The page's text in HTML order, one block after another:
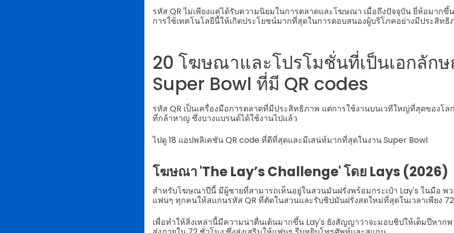
รหัส QR ไม่เพียงแค่ได้รับความนิยมในการตลาดและโฆษณา เมื่อถึงปัจจุบัน ยี่ห้อมากขึ้
การใช้เทคโนโลยีนี้ให้เกิดประโยชน์มากที่สุดในการตอบสนองผู้บริโภคอย่างมีประสิทธิ
20 โฆษณาและโปรโมชั่นที่เป็นเอกลัก
Super Bowl ที่มี QR codes
รหัส QR เป็นเครื่องมือการตลาดที่มีประสิทธิภาพ แต่การใช้งานบนเวทีใหญ่ที่สุดของโ
ที่กล้าหาญ ซึ่งบางแบรนด์ได้ใช้งานไปแล้ว
ไปดู 18 แอปพลิเคชัน QR code ที่ดีที่สุดและมีเสน่ห์มากที่สุดในงาน Super Bowl
โฆษณา 'The Lay’s Challenge' โดย Lays (2026)
สำหรับโฆษณาปีนี้ มีผู้ชายที่สามารถเห็นอยู่ในสวนมันฝรั่งพร้อมกระเป๋า Lay's ในมือ พ
แฟนๆ ทุกคนให้สแกนรหัส QR ที่ตัดในสวนและรับชิปมันฝรั่งสดใหม่ที่สุดในเวลาเพียง
เพื่อทำให้สิ่งเหล่านี้มีความน่าตื่นเต้นมากขึ้น Lay's ยังสัญญาว่าจะมอบชิปให้เต็มปีหาก